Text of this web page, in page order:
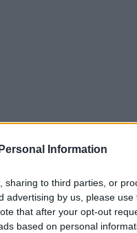
Information
sharing to third parties, or
advertising by us, please
that after your opt-out
based on personal